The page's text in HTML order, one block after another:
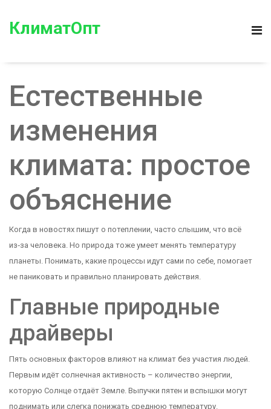
КлиматОпт
Естественные
изменения
климата: простое
объяснение
Когда в новостях пишут о потеплении, часто слышим, что всё
из‑за человека. Но природа тоже умеет менять температуру
планеты. Понимать, какие процессы идут сами по себе, помогает
не паниковать и правильно планировать действия.
Главные природные
драйверы
Пять основных факторов влияют на климат без участия людей.
Первым идёт солнечная активность – количество энергии,
которую Солнце отдаёт Земле. Выпучки пятен и вспышки могут
поднимать или слегка понижать среднюю температуру.